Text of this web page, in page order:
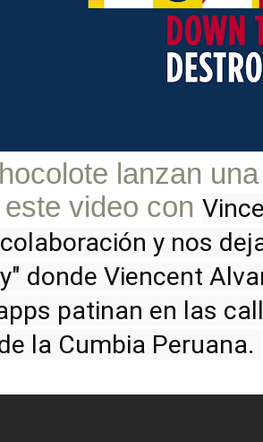
lanzan
video con
y nos
donde Viencent
patinan en las
la Cumbia Peruana.